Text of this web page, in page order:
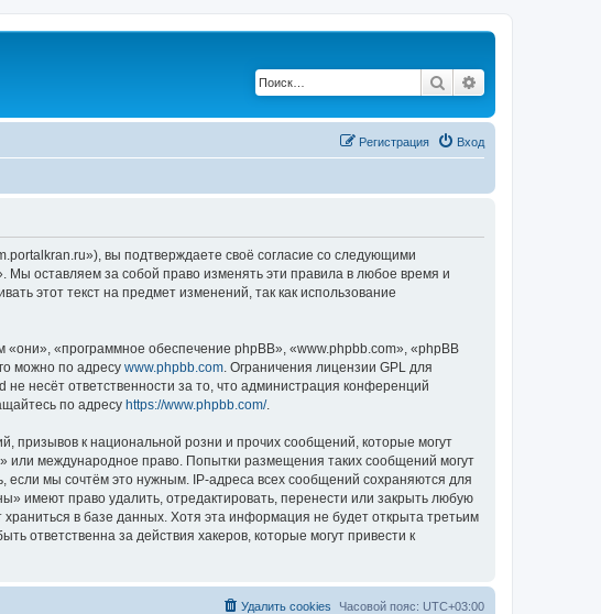
Поиск
Вход
Регистрация
вы подтверждаете своё согласие со следующими
оставляем за собой право изменять эти правила в любое время и
этот текст на предмет изменений, так как использование
«программное обеспечение phpBB», «www.phpbb.com», «phpBB
можно по адресу www.phpbb.com . Ограничения лицензии GPL для
несёт ответственности за то, что администрация конференций
по адресу https://www.phpbb.com/.
призывов к национальной розни и прочих сообщений, которые могут
или международное право. Попытки размещения таких сообщений могут
мы сочтём это нужным. IP-адреса всех сообщений сохраняются для
имеют право удалить, отредактировать, перенести или закрыть любую
в базе данных. Хотя эта информация не будет открыта третьим
ответственна за действия хакеров, которые могут привести к
Часовой пояс: UTC+03:00
Удалить cookies